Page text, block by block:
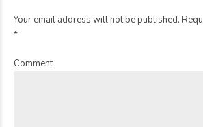
Your email address will not be published.
*
Comment